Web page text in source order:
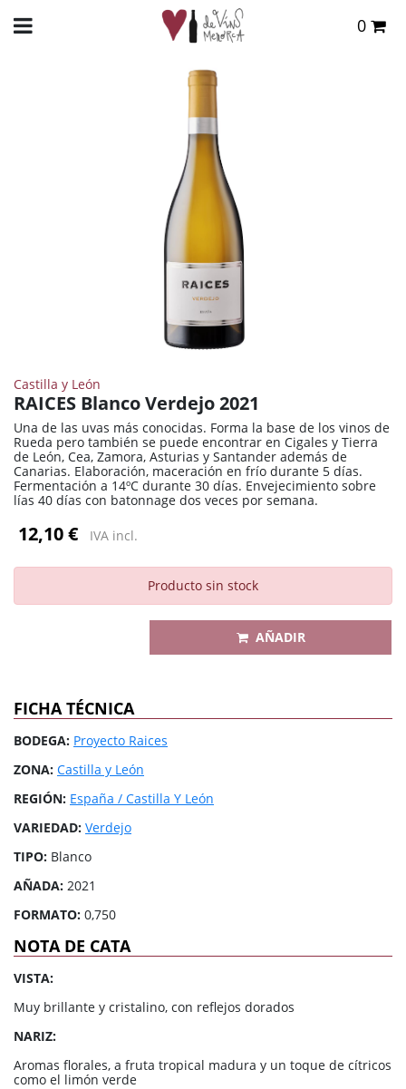
0
VER CESTA
Castilla y León
RAICES Blanco Verdejo 2021
Una de las uvas más conocidas. Forma la base de los vinos de
Rueda pero también se puede encontrar en Cigales y Tierra
de León, Cea, Zamora, Asturias y Santander además de
Canarias. Elaboración, maceración en frío durante 5 días.
Fermentación a 14ºC durante 30 días. Envejecimiento sobre
lías 40 días con batonnage dos veces por semana.
12,10 € IVA incl.
Producto sin stock
AÑADIR
FICHA TÉCNICA
BODEGA: Proyecto Raices
ZONA: Castilla y León
REGIÓN: España / Castilla Y León
VARIEDAD: Verdejo
TIPO: Blanco
AÑADA: 2021
FORMATO: 0,750
NOTA DE CATA
VISTA:
Muy brillante y cristalino, con reflejos dorados
NARIZ:
Aromas florales, a fruta tropical madura y un toque de cítricos
como el limón verde